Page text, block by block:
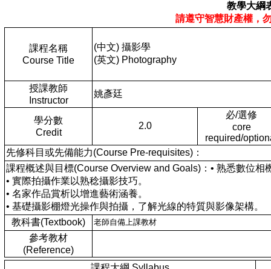
教學大綱
請遵守智慧財產權，
課程名稱
Course Title
(中文) 攝影學
(英文) Photography
授課教師
Instructor
姚彥廷
學分數
Credit
2.0
必/選修
core
required/
先修科目或先備能力(Course Pre-requisites)：
課程概述與目標(Course Overview and Goals)：• 熟悉數位相
• 實際拍攝作業以熟稔攝影技巧。
• 名家作品賞析以增進藝術涵養。
• 基礎攝影棚燈光操作與拍攝，了解光線的特質與影像架構。
教科書(Textbook)
老師自備上課教材
參考教材
(Reference)